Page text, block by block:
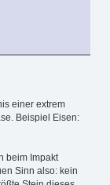
einer extrem
Beispiel Eisen:
beim Impakt
Sinn also: kein